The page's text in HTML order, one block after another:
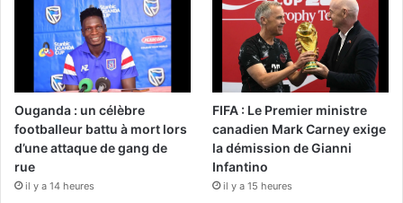
Ouganda : un célèbre
footballeur battu à mort lors
d’une attaque de gang de
rue
il y a 14 heures
FIFA : Le Premier ministre
canadien Mark Carney exige
la démission de Gianni
Infantino
il y a 15 heures